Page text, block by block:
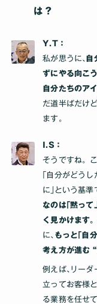
は？
Y.T：
私が思うに､ 自
ずにやる向こ
自分たちのア
だ道半ばだけ
ます｡
I.S：
そうですね。
｢自分がどう
に｣という基準
なのは｢黙って
く見かけます。
に､ もっと｢自
考え方が進む
例えば､リーダ
立ってお客様
る業務を任せ